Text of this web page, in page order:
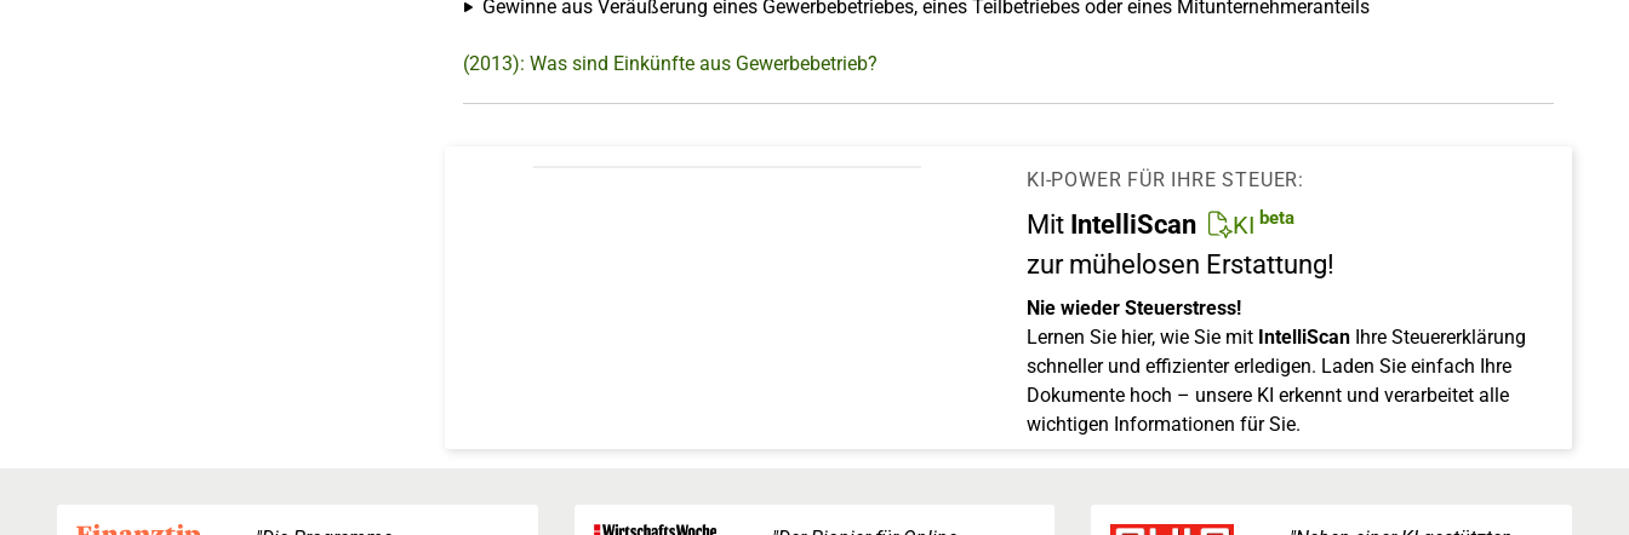
Gewinne aus Veräußerung eines Gewerbebetriebes, eines Teilbetriebes oder eines Mitunternehmeranteils
(2013): Was sind Einkünfte aus Gewerbebetrieb?
KI-POWER FÜR IHRE STEUER:
Mit IntelliScan KI beta
zur mühelosen Erstattung!
Nie wieder Steuerstress!
Lernen Sie hier, wie Sie mit IntelliScan Ihre Steuererklärung
schneller und effizienter erledigen. Laden Sie einfach Ihre
Dokumente hoch – unsere KI erkennt und verarbeitet alle
wichtigen Informationen für Sie.